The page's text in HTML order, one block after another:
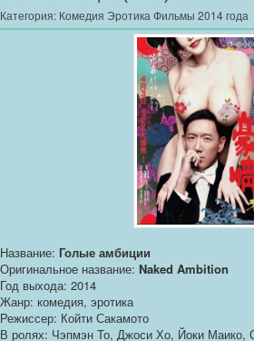
Категория: Комедия Эротика Фильмы 2014 года
Название: Голые амбиции
Оригинальное название: Naked Ambition
Год выхода: 2014
Жанр: комедия, эротика
Режиссер: Койти Сакамото
В ролях: Чэпмэн То, Джоси Хо, Йоки Маико,